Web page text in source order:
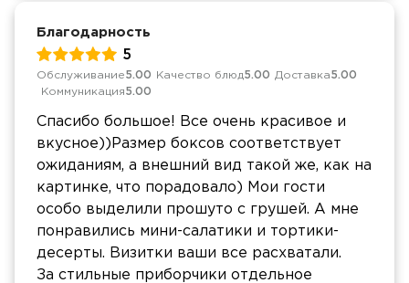
Благодарность
5
Обслуживание5.00 Качество блюд5.00 Доставка5.00
Коммуникация5.00
Спасибо большое! Все очень красивое и
вкусное))Размер боксов соответствует
ожиданиям, а внешний вид такой же, как на
картинке, что порадовало) Мои гости
особо выделили прошуто с грушей. А мне
понравились мини-салатики и тортики-
десерты. Визитки ваши все расхватали.
За стильные приборчики отдельное